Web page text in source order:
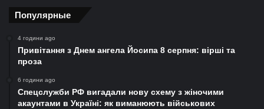
Популярные
4 години ago
Привітання з Днем ангела Йосипа 8 серпня: вірші та
проза
6 години ago
Спецслужби РФ вигадали нову схему з жіночими
акаунтами в Україні: як виманюють військових